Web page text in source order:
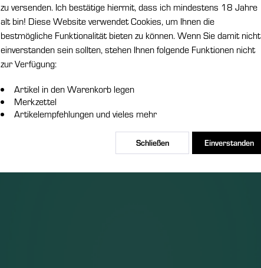
Merken
zu versenden. Ich bestätige hiermit, dass ich mindestens 18 Jahre
alt bin! Diese Website verwendet Cookies, um Ihnen die
bestmögliche Funktionalität bieten zu können. Wenn Sie damit nicht
einverstanden sein sollten, stehen Ihnen folgende Funktionen nicht
zur Verfügung:
Artikel in den Warenkorb legen
Merkzettel
Artikelempfehlungen und vieles mehr
Einverstanden
Schließen